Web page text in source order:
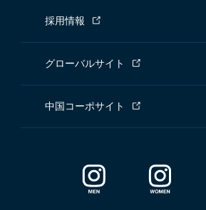
採用情報
グローバルサイト
中国コーポサイト